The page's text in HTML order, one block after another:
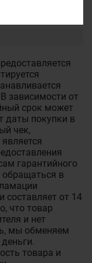
зависимости от
срок может
даты покупки в
чек,
гарантийного
в
составляет от 14
что товар
и нет
мы обменяем
товара и